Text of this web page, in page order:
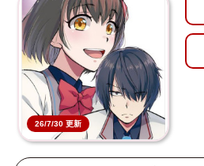
26/7/30 更新